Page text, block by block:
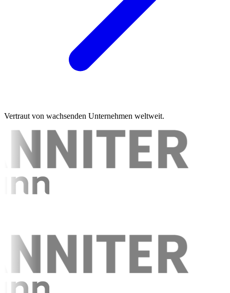
Vertraut von wachsenden Unternehmen weltweit.